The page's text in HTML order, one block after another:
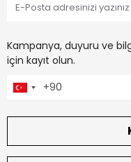
Kampanya, duyuru ve
için kayıt olun.